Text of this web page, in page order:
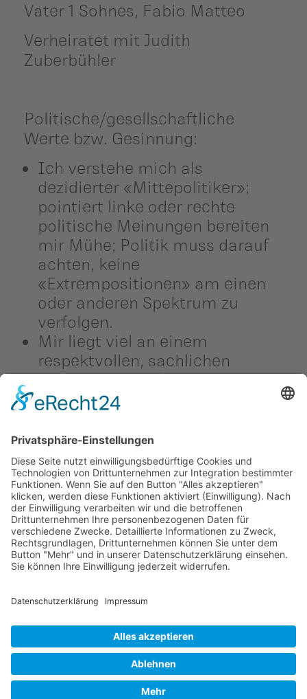
Vater 1 Sohnes, Fabio Matteo
Verheiratet mit Judith
Zuberbühler
Politische/gesellschaftliche
Werte bzw. Gesinnung:
Ich verstehe mich als
dezidierter «Mittepolitiker»;
pointiert linke oder rechte
politische Meinungen bereiten
mir Mühe; Politik muss darauf
achten, keine
«Extrempositionen» am einen
oder anderen Spektrum zu
verfolgen.
Mir liegt viel an einem
respektvollen, sachlichen
Umgang mit politischen
Themen und natürlich auch mit
Meinungen.